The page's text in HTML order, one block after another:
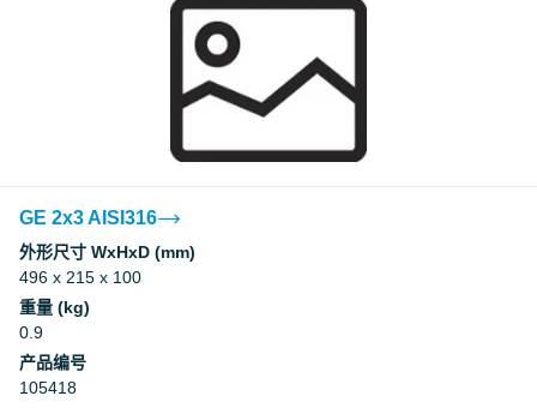
GE 2x3 AISI316
外形尺寸 WxHxD (mm)
496 x 215 x 100
重量 (kg)
0.9
产品编号
105418